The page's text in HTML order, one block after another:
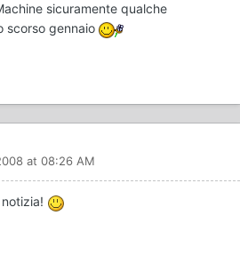
sicuramente qualche
scorso gennaio
at 08:26 AM